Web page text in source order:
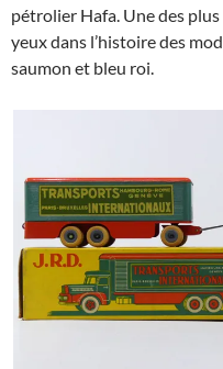
pétrolier Hafa. Une des
yeux dans l’histoire des
saumon et bleu roi.